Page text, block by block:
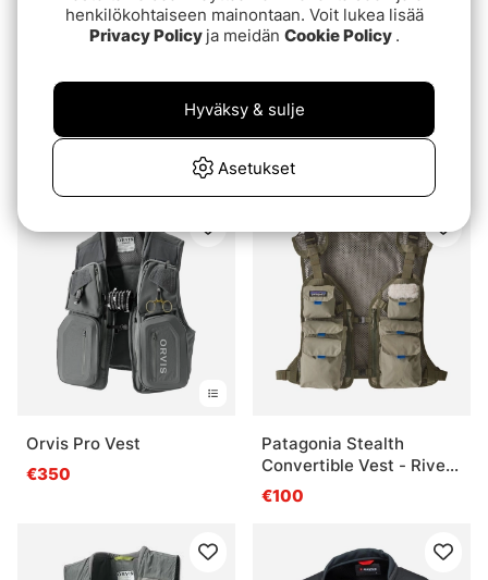
Orvis Clearwater Mesh
Vest
Fishpond Flint Hills Vest
- Gravel
€119.95
Orvis Pro Vest
€350
Patagonia Stealth
Convertible Vest - River
Rock Green
€100
henkilökohtaiseen mainontaan. Voit lukea lisää
Privacy Policy ja meidän Cookie Policy .
Asetukset
Hyväksy & sulje